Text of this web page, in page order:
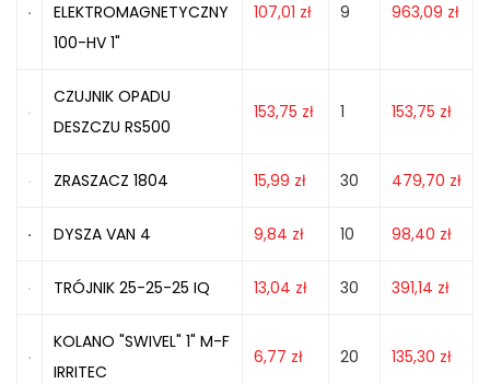
ELEKTROMAGNETYCZNY
100-HV 1"
107,01 zł 9 963,09 zł
CZUJNIK OPADU
DESZCZU RS500
153,75 zł 1 153,75 zł
ZRASZACZ 1804 15,99 zł 30 479,70 zł
DYSZA VAN 4 9,84 zł 10 98,40 zł
TRÓJNIK 25-25-25 IQ 13,04 zł 30 391,14 zł
KOLANO "SWIVEL" 1" M-F
IRRITEC
6,77 zł 20 135,30 zł